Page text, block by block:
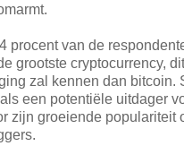
procent van de
grootste cryptocurrency,
zal kennen dan bitcoin.
een potentiële uitdager
zijn groeiende populariteit